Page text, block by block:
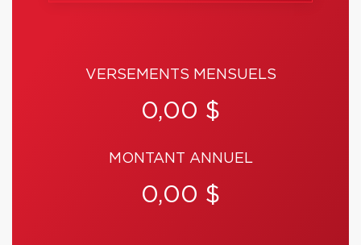
VERSEMENTS MENSUELS
0,00 $
MONTANT ANNUEL
0,00 $